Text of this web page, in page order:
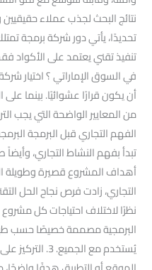
نتائج البحث لجذب عملاء
تحديدًا، يأتي دور شركة برمجة
تنفيذ تقني يعتمد على الأكواد
في السوق الإماراتي ؟ اختيار
أن يكون قرارًا عشوائيًا. بينما
الفهم التجاري قبل البرمجة
تبدأ بفهم النشاط التجاري،
أهداف المشروع قصيرة وطويلة
نظرًا لاختلاف احتياجات كل مشروع
البرمجية مصممة خصيصًا حسب
يُستخدم مع